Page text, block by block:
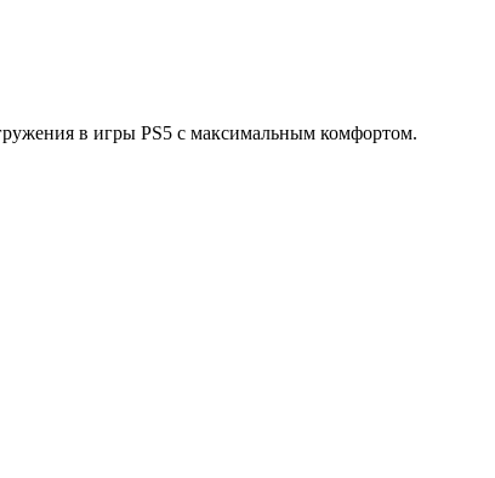
в игры PS5 с максимальным комфортом.